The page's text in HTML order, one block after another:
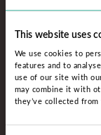
This website uses
We use cookies to
features and to
use of our site with
may combine it with
they’ve collected